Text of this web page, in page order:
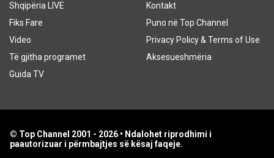
Shqipëria LIVE
Fiks Fare
Video
Të gjitha programet
Guida TV
Kontakt
Puno në Top Channel
Privacy Policy & Terms of Use
Aksesueshmëria
© Top Channel 2001 - 2026 • Ndalohet riprodhimi i
paautorizuar i përmbajtjes së kësaj faqeje.